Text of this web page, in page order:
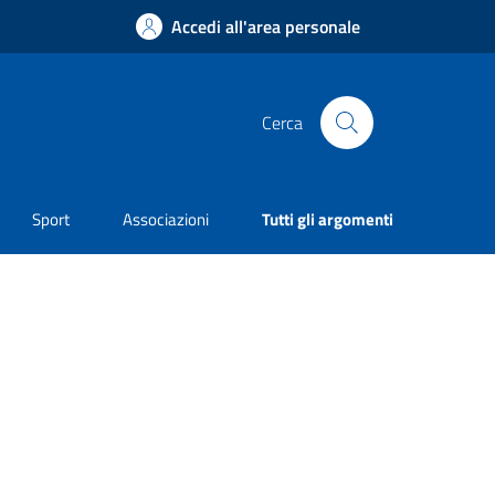
Accedi all'area personale
Cerca
Sport Associazioni Tutti gli argomenti